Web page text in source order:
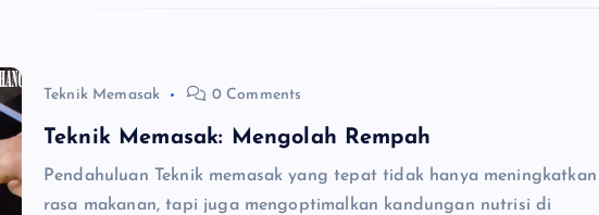
Teknik Memasak 0 Comments
Teknik Memasak: Mengolah Rempah
Pendahuluan Teknik memasak yang tepat tidak hanya meningkatkan
rasa makanan, tapi juga mengoptimalkan kandungan nutrisi di